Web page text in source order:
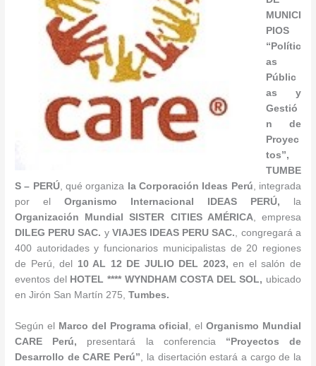
MUNICI
PIOS
“Polític
as
Públic
as y
Gestió
n de
Proyec
tos”,
TUMBE
S – PERÚ, qué organiza laCorporación Ideas Perú, integrada
por elOrganismo Internacional IDEAS PERÚ, la
Organización Mundial SISTER CITIES AMÉRICA, empresa
DILEG PERU SAC. yVIAJES IDEAS PERU SAC., congregará a
400 autoridades y funcionarios municipalistas de 20 regiones
de Perú, del 10 AL 12 DE JULIO DEL 2023,en el salón de
eventos del
HOTEL **** WYNDHAM COSTA DEL SOL, ubicado
en Jirón San Martín 275,Tumbes.
Según el Marco del Programa oficial , el Organismo Mundial
CARE Perú, presentará la conferencia “Proyectos de
Desarrollo de CARE Perú” , la disertación estará a cargo de la